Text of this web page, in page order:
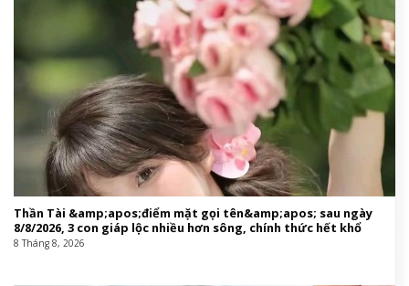
Thần Tài &amp;apos;điểm mặt gọi tên&amp;apos; sau ngày
8/8/2026, 3 con giáp lộc nhiều hơn sông, chính thức hết khổ
8 Tháng 8, 2026